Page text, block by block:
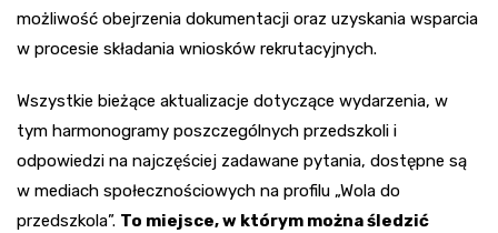
możliwość obejrzenia dokumentacji oraz uzyskania wsparcia
w procesie składania wniosków rekrutacyjnych.
Wszystkie bieżące aktualizacje dotyczące wydarzenia, w
tym harmonogramy poszczególnych przedszkoli i
odpowiedzi na najczęściej zadawane pytania, dostępne są
w mediach społecznościowych na profilu „Wola do
przedszkola”. To miejsce, w którym można śledzić